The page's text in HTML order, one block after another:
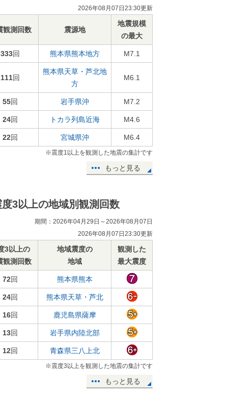
2026年08月07日23:30更新
観測回数 震源地
地震規模
の最大
333回 熊本県熊本地方 M7.1
111回
熊本県天草・芦北地
方
M6.1
55回 岩手県沖 M7.2
24回 トカラ列島近海 M4.6
22回 宮城県沖 M6.4
※震度1以上を観測した地震の集計です
もっと見る
度3以上の地域別観測回数
期間：2026年04月29日～2026年08月07日
2026年08月07日23:30更新
3以上の
観測回数
地域震度の
地域
観測した
最大震度
72回 熊本県熊本
24回 熊本県天草・芦北
16回 鹿児島県薩摩
13回 岩手県内陸北部
12回 青森県三八上北
※震度3以上を観測した地震の集計です
もっと見る